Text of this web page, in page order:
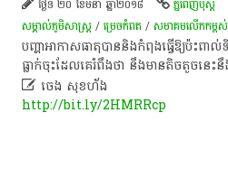
ថ្ងៃទី ២០ ខែមីនា ឆ្នាំ២០១៨ ភ្នំពេញប៉ុស្តិ៍
សម្គាល់​ភូមិសាស្ត្រ/ម្រេចកំពត/សមាគម​លើក​កម្ព
បញ្ហា​អាកាសធាតុ​បាន​និង​កំពុង​ធ្វើ​ឱ្យ​ប៉ះពាល់​
ធ្លាក់​ចុះ​ដែល​គេ​រំពឹង​ថា​ នឹង​មាន​តិចតួច​នេះ​
 ចេង សុខហ័ង
http://bit.ly/2HMRRcp